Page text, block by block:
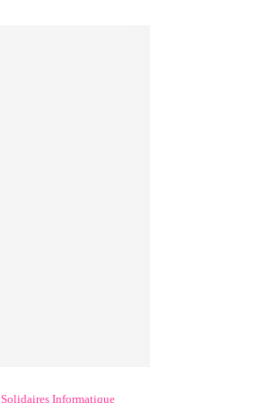
Solidaires Informatique